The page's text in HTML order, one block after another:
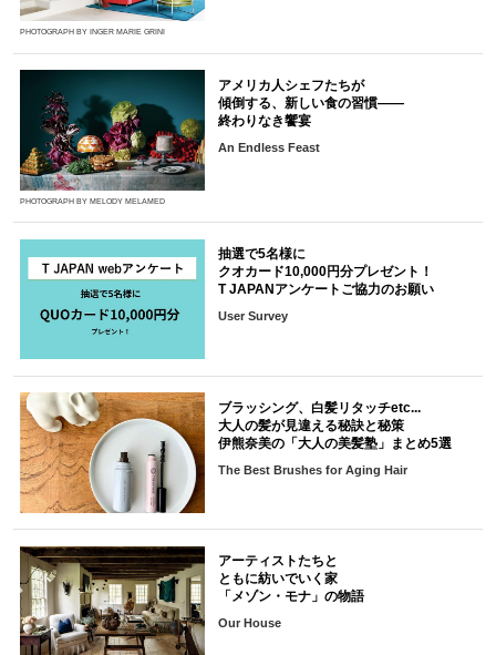
PHOTOGRAPH BY INGER MARIE GRINI
PHOTOGRAPH BY MELODY MELAMED
アメリカ人シェフたちが
傾倒する、新しい食の習慣――
終わりなき饗宴
An Endless Feast
抽選で5名様に
クオカード10,000円分プレゼント！
T JAPANアンケートご協力のお願い
User Survey
ブラッシング、白髪リタッチetc...
大人の髪が見違える秘訣と秘策
伊熊奈美の「大人の美髪塾」まとめ5選
The Best Brushes for Aging Hair
アーティストたちと
ともに紡いでいく家
「メゾン・モナ」の物語
Our House